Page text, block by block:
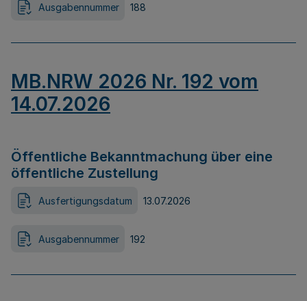
Ausgabennummer 188
MB.NRW 2026 Nr. 192 vom
14.07.2026
Öffentliche Bekanntmachung über eine
öffentliche Zustellung
Ausfertigungsdatum 13.07.2026
Ausgabennummer 192